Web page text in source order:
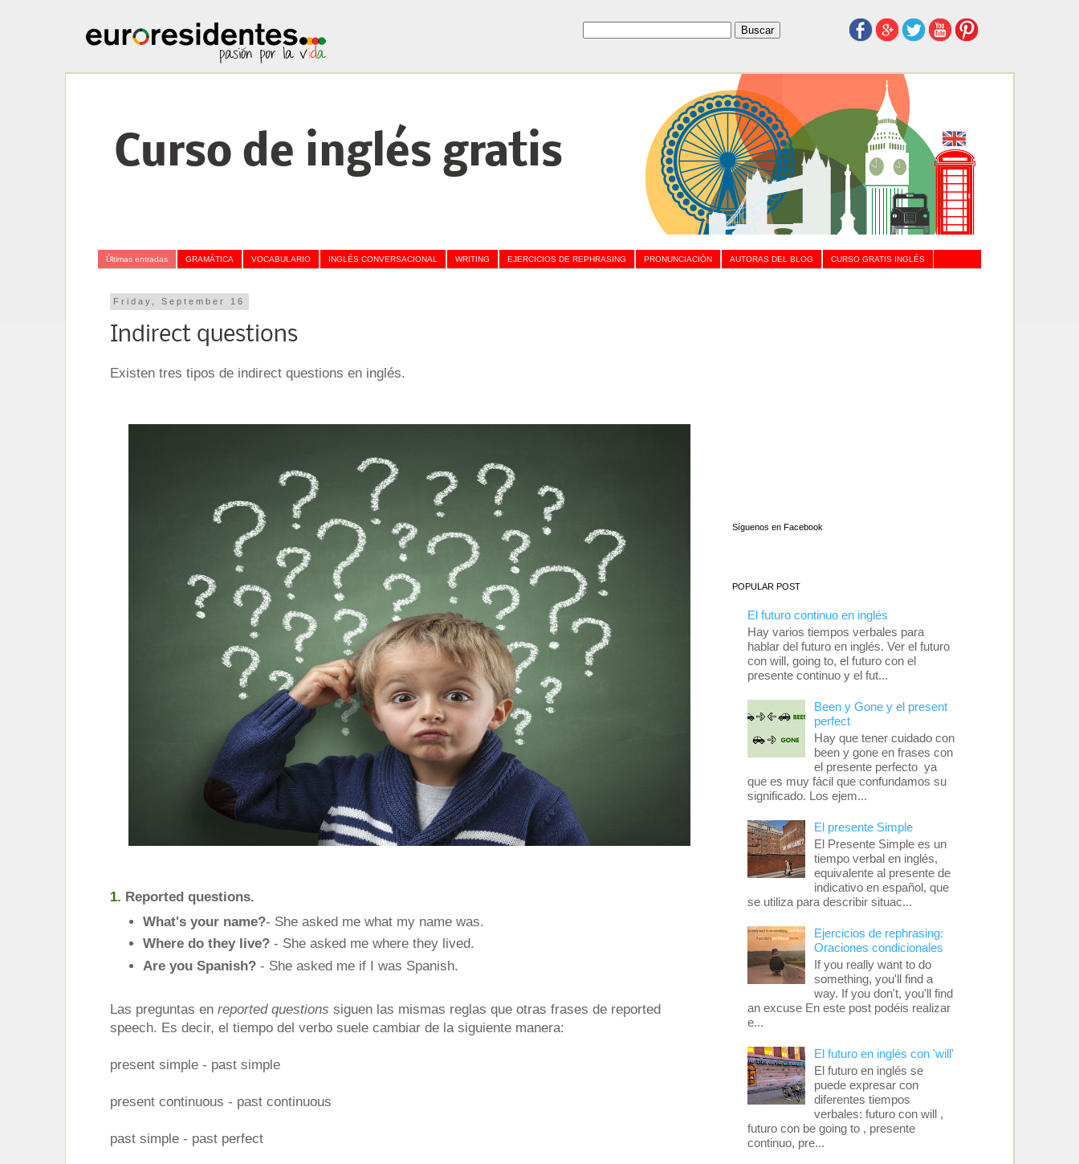
Curso de inglés gratis
Últimas entradas GRAMÁTICA VOCABULARIO INGLÉS CONVERSACIONAL WRITING EJERCICIOS DE REPHRASING PRONUNCIACIÓN AUTORAS DEL BLOG CURSO GRATIS INGLÉS
Friday, September 16
Indirect questions
Existen tres tipos de indirect questions en inglés.
1. Reported questions.
What's your name?- She asked me what my name was.
Where do they live? - She asked me where they lived.
Are you Spanish? - She asked me if I was Spanish.
Las preguntas en reported questions siguen las mismas reglas que otras frases de reported
speech. Es decir, el tiempo del verbo suele cambiar de la siguiente manera:
present simple - past simple
present continuous - past continuous
past simple - past perfect
Síguenos en Facebook
POPULAR POST
El futuro continuo en inglés
Hay varios tiempos verbales para
hablar del futuro en inglés. Ver el futuro
con will, going to, el futuro con el
presente continuo y el fut...
Been y Gone y el present
perfect
Hay que tener cuidado con
been y gone en frases con
el presente perfecto ya
que es muy fácil que confundamos su
significado. Los ejem...
El presente Simple
El Presente Simple es un
tiempo verbal en inglés,
equivalente al presente de
indicativo en español, que
se utiliza para describir situac...
Ejercicios de rephrasing:
Oraciones condicionales
If you really want to do
something, you'll find a
way. If you don't, you'll find
an excuse En este post podéis realizar
e...
El futuro en inglés con 'will'
El futuro en inglés se
puede expresar con
diferentes tiempos
verbales: futuro con will ,
futuro con be going to , presente
continuo, pre...